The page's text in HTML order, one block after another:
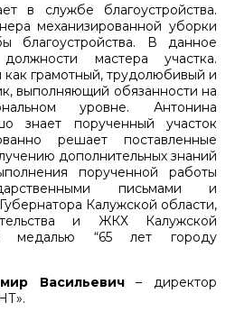
в службе благоустройства.
механизированной уборки
благоустройства. В данное
мастера участка.
грамотный, трудолюбивый и
выполняющий обязанности на
уровне. Антонина
знает порученный участок
решает поставленные
дополнительных знаний
порученной работы
письмами и
Калужской области,
и ЖКХ Калужской
медалью “65 лет городу
Васильевич– директор